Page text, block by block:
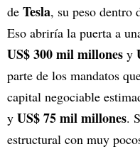
de Tesla, su peso dentro
Eso abriría la puerta a
US$ 300 mil millones y
parte de los mandatos
capital negociable
y US$ 75 mil millones.
estructural con muy